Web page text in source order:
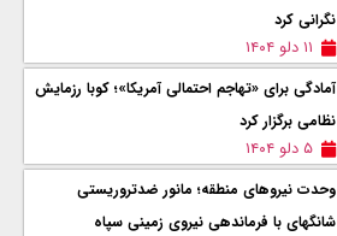
نگرانی کرد
۱۱ دلو ۱۴۰۴
آمادگی برای «تهاجم احتمالی آمریکا»؛ کوبا رزمایش
نظامی برگزار کرد
۵ دلو ۱۴۰۴
وحدت نیروهای منطقه؛ مانور ضدتروریستی
شانگهای با فرماندهی نیروی زمینی سپاه